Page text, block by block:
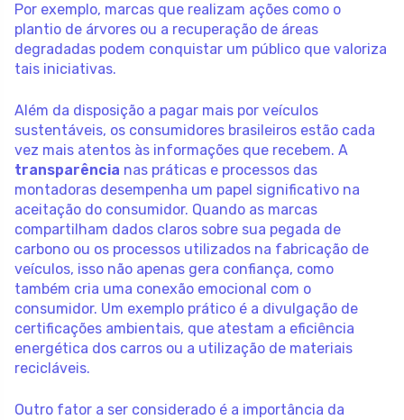
Por exemplo, marcas que realizam ações como o
plantio de árvores ou a recuperação de áreas
degradadas podem conquistar um público que valoriza
tais iniciativas.
Além da disposição a pagar mais por veículos
sustentáveis, os consumidores brasileiros estão cada
vez mais atentos às informações que recebem. A
transparência nas práticas e processos das
montadoras desempenha um papel significativo na
aceitação do consumidor. Quando as marcas
compartilham dados claros sobre sua pegada de
carbono ou os processos utilizados na fabricação de
veículos, isso não apenas gera confiança, como
também cria uma conexão emocional com o
consumidor. Um exemplo prático é a divulgação de
certificações ambientais, que atestam a eficiência
energética dos carros ou a utilização de materiais
recicláveis.
Outro fator a ser considerado é a importância da